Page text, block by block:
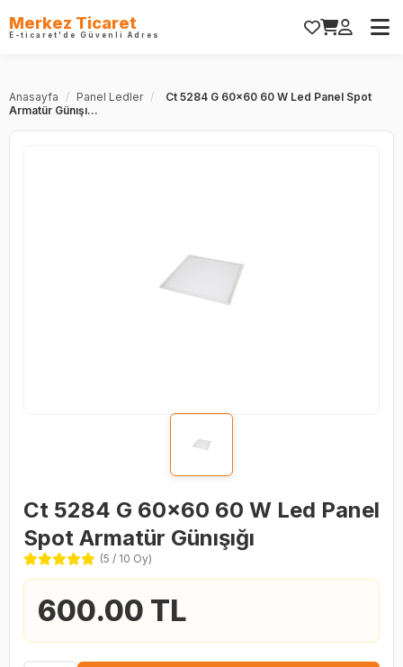
Merkez Ticaret
E-ticaret'de Güvenli Adres
Anasayfa / Panel Ledler /
Ct 5284 G 60x60 60 W Led Panel Spot
Armatür Günışı...
Ct 5284 G 60x60 60 W Led Panel
Spot Armatür Günışığı
(5 / 10 Oy)
600.00 TL